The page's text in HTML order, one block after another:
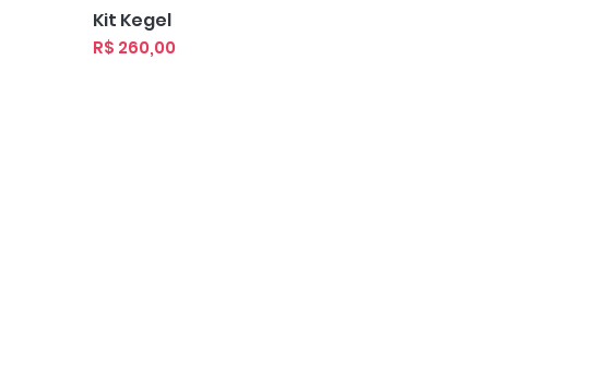
Visualização rápida
Kit Kegel
Preço
R$ 260,00